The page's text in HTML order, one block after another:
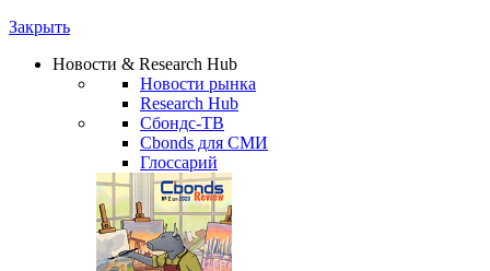
Закрыть
Новости & Research Hub
Новости рынка
Research Hub
Сбондс-ТВ
Cbonds для СМИ
Глоссарий